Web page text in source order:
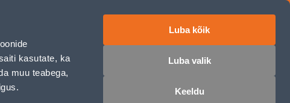
kasutate, ka
muu teabega,
Luba kõik
Luba valik
Keeldu
Logi sisse